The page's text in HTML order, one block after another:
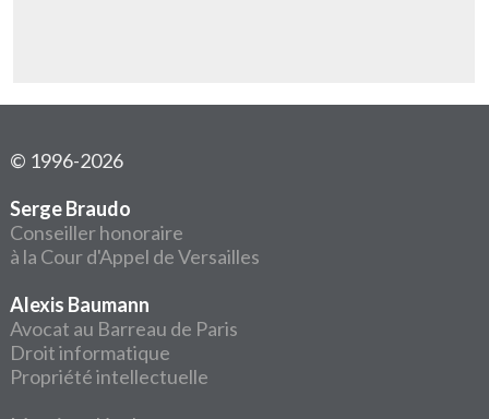
© 1996-2026
Serge Braudo
Conseiller honoraire
à la Cour d'Appel de Versailles
Alexis Baumann
Avocat au Barreau de Paris
Droit informatique
Propriété intellectuelle